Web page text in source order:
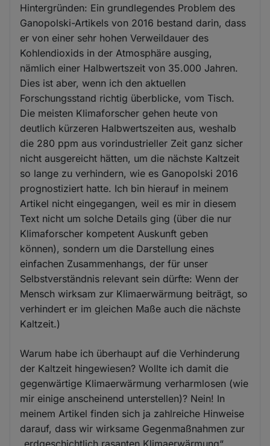
Hintergründen: Ein grundlegendes Problem des
Ganopolski-Artikels von 2016 bestand darin, dass
er von einer sehr hohen Verweildauer des
Kohlendioxids in der Atmosphäre ausging,
nämlich einer Halbwertszeit von 35.000 Jahren.
Dies ist aber, wenn ich den aktuellen
Forschungsstand richtig überblicke, vom Tisch.
Die meisten Klimaforscher gehen heute von
deutlich kürzeren Halbwertszeiten aus, weshalb
die 280 ppm aus vorindustrieller Zeit ganz sicher
nicht ausgereicht hätten, um die nächste Kaltzeit
so lange zu verhindern, wie es Ganopolski 2016
prognostiziert hatte. Ich bin hierauf in meinem
Artikel nicht eingegangen, weil es mir in diesem
Text nicht um solche Details ging (über die nur
Klimaforscher kompetent Auskunft geben
können), sondern um die Darstellung eines
einfachen Zusammenhangs, der für unser
Selbstverständnis relevant sein dürfte: Wenn der
Mensch wirksam zur Klimaerwärmung beiträgt, so
verhindert er im gleichen Maße auch die nächste
Kaltzeit.)
Warum habe ich überhaupt auf die Verhinderung
der Kaltzeit hingewiesen? Wollte ich damit die
gegenwärtige Klimaerwärmung verharmlosen (wie
mir einige anscheinend unterstellen)? Nein! In
meinem Artikel finden sich ja zahlreiche Hinweise
darauf, dass wir wirksame Gegenmaßnahmen zur